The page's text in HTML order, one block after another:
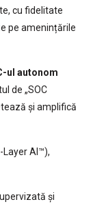
cu fidelitate
pe amenințările
ul autonom
de „SOC
și amplifică
AI™),
și